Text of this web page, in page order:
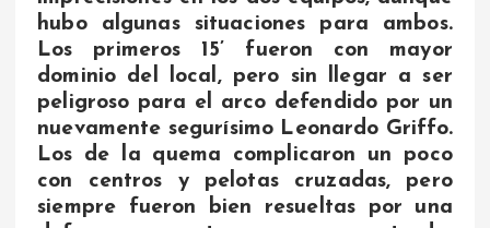
hubo algunas situaciones para ambos.
Los primeros 15’ fueron con mayor
dominio del local, pero sin llegar a ser
peligroso para el arco defendido por un
nuevamente segurísimo Leonardo Griffo.
Los de la quema complicaron un poco
con centros y pelotas cruzadas, pero
siempre fueron bien resueltas por una